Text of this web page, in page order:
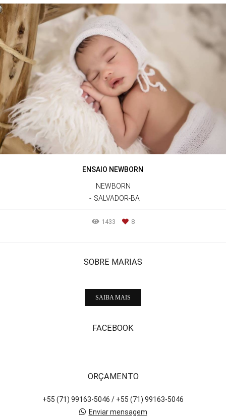
ENSAIO NEWBORN
NEWBORN
SALVADOR-BA
1433 8
SOBRE MARIAS
SAIBA MAIS
FACEBOOK
ORÇAMENTO
+55 (71) 99163-5046 / +55 (71) 99163-5046
Enviar mensagem